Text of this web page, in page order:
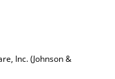
Inc. (Johnson &